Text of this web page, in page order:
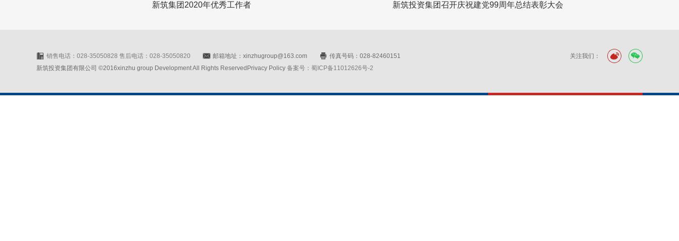
新筑集团2020年优秀工作者 新筑投资集团召开庆祝建党99周年总结表彰大会
关注我们：
销售电话：028-35050828 售后电话：028-35050820 邮箱地址：xinzhugroup@163.com
传真号码：028-82460151
新筑投资集团有限公司 ©2016xinzhu group Development All Rights ReservedPrivacy Policy 备案号：蜀ICP备11012626号-2